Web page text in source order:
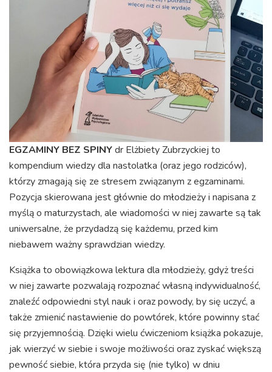
EGZAMINY BEZ SPINYdr Elżbiety Zubrzyckiej to
kompendium wiedzy dla nastolatka (oraz jego rodziców),
którzy zmagają się ze stresem związanym z egzaminami.
Pozycja skierowana jest głównie do młodzieży i napisana z
myślą o maturzystach, ale wiadomości w niej zawarte są tak
uniwersalne, że przydadzą się każdemu, przed kim
niebawem ważny sprawdzian wiedzy.
Książka to obowiązkowa lektura dla młodzieży, gdyż treści
w niej zawarte pozwalają rozpoznać własną indywidualność,
znaleźć odpowiedni styl nauk i oraz powody, by się uczyć, a
także zmienić nastawienie do powtórek, które powinny stać
się przyjemnością. Dzięki wielu ćwiczeniom książka pokazuje,
jak wierzyć w siebie i swoje możliwości oraz zyskać większą
pewność siebie, która przyda się (nie tylko) w dniu